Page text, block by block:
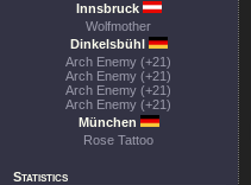
Innsbruck
Wolfmother
Dinkelsbühl
Arch Enemy (+21)
Arch Enemy (+21)
Arch Enemy (+21)
Arch Enemy (+21)
München
Rose Tattoo
Statistics